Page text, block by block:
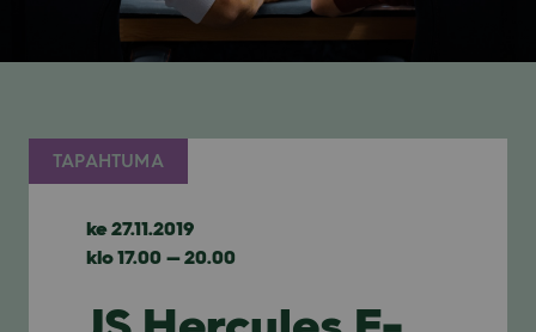
TAPAHTUMA
ke 27.11.2019
klo 17.00 — 20.00